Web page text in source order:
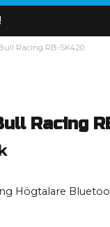
Racing RB-SK420
Racing
Högtalare